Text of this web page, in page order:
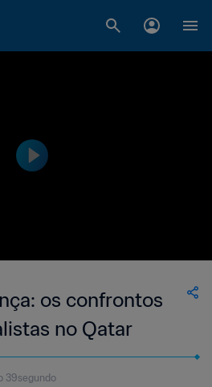
os confrontos
no Qatar
39segundo